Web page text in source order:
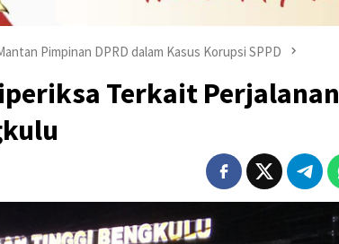
Pimpinan DPRD dalam Kasus Korupsi SPPD
Terkait Perjalanan